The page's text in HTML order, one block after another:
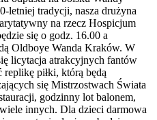
letniej tradycji, nasza drużyna
na rzecz Hospicjum
się o godz. 16.00 a
Oldboye Wanda Kraków. W
licytacja atrakcyjnych fantów
piłki, którą będą
się Mistrzostwach Świata
godzinny lot balonem,
innych. Dla dzieci darmowa